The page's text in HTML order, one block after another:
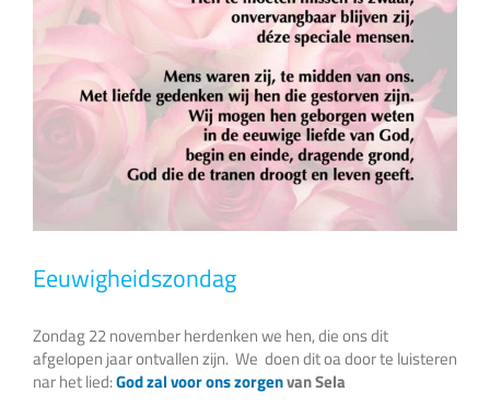
Eeuwigheidszondag
Zondag 22 november herdenken we hen, die ons dit
afgelopen jaar ontvallen zijn. We doen dit oa door te luisteren
nar het lied:God zal voor ons zorgenvan Sela